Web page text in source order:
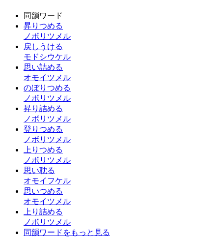
同韻ワード
昇りつめる
ノボリツメル
戻しうける
モドシウケル
思い詰める
オモイツメル
のぼりつめる
ノボリツメル
昇り詰める
ノボリツメル
登りつめる
ノボリツメル
上りつめる
ノボリツメル
思い耽る
オモイフケル
思いつめる
オモイツメル
上り詰める
ノボリツメル
同韻ワードをもっと見る